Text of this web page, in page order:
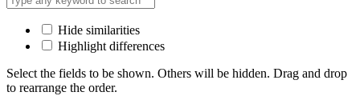
Hide similarities
Highlight differences
Select the fields to be shown. Others will be hidden. Drag and drop
to rearrange the order.